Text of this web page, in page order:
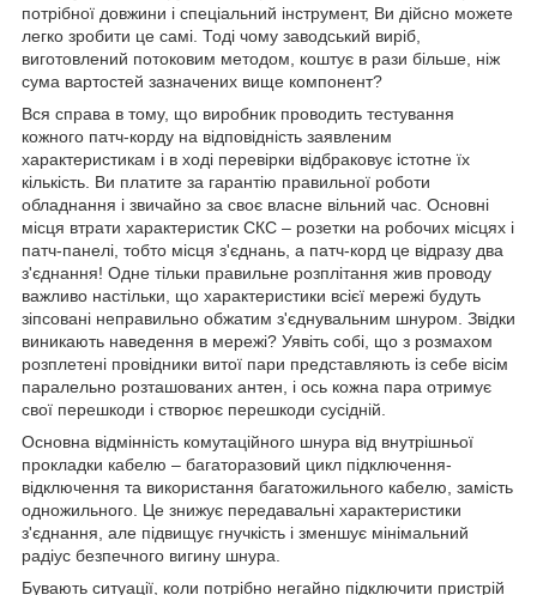
потрібної довжини і спеціальний інструмент, Ви дійсно можете
легко зробити це самі. Тоді чому заводський виріб,
виготовлений потоковим методом, коштує в рази більше, ніж
сума вартостей зазначених вище компонент?
Вся справа в тому, що виробник проводить тестування
кожного патч-корду на відповідність заявленим
характеристикам і в ході перевірки відбраковує істотне їх
кількість. Ви платите за гарантію правильної роботи
обладнання і звичайно за своє власне вільний час. Основні
місця втрати характеристик СКС – розетки на робочих місцях і
патч-панелі, тобто місця з'єднань, а патч-корд це відразу два
з'єднання! Одне тільки правильне розплітання жив проводу
важливо настільки, що характеристики всієї мережі будуть
зіпсовані неправильно обжатим з'єднувальним шнуром. Звідки
виникають наведення в мережі? Уявіть собі, що з розмахом
розплетені провідники витої пари представляють із себе вісім
паралельно розташованих антен, і ось кожна пара отримує
свої перешкоди і створює перешкоди сусідній.
Основна відмінність комутаційного шнура від внутрішньої
прокладки кабелю – багаторазовий цикл підключення-
відключення та використання багатожильного кабелю, замість
одножильного. Це знижує передавальні характеристики
з'єднання, але підвищує гнучкість і зменшує мінімальний
радіус безпечного вигину шнура.
Бувають ситуації, коли потрібно негайно підключити пристрій